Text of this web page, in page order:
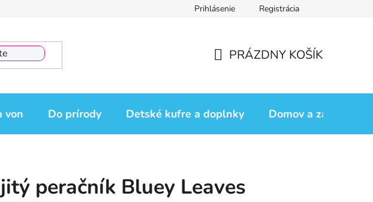
Vrátenie tovaru Obchodné podmienky
Prihlásenie Registrácia
KOŠÍK
PRÁZDNY KOŠÍK
von Do prírody Detské kufre a doplnky Domov a záhrada
peračník Bluey Leaves